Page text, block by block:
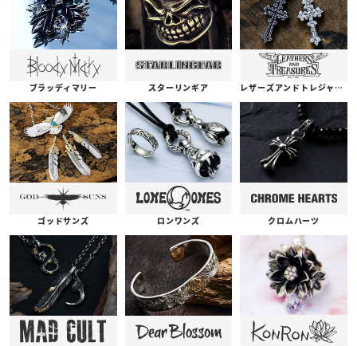
ブラッディマリー スターリンギア レザーズアンドトレジャーズ
ゴッドサンズ ロンワンズ クロムハーツ